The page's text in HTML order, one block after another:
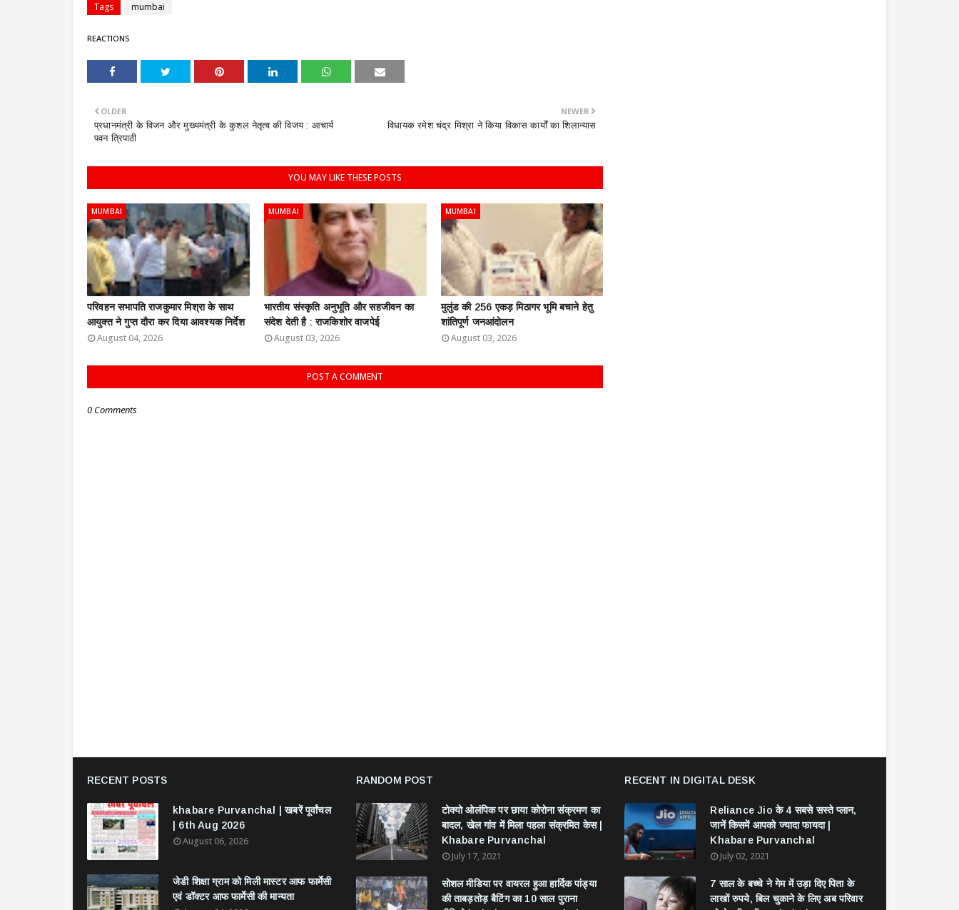
Tags mumbai
REACTIONS
NEWER
विधायक रमेश चंद्र मिश्रा ने किया विकास कार्यों का शिलान्यास
OLDER
प्रधानमंत्री के विजन और मुख्यमंत्री के कुशल नेतृत्व की विजय : आचार्य
पवन त्रिपाठी
YOU MAY LIKE THESE POSTS
MUMBAI
परिवहन सभापति राजकुमार मिश्रा के साथ
आयुक्त ने गुप्त दौरा कर दिया आवश्यक निर्देश
August 04, 2026
MUMBAI
भारतीय संस्कृति अनुभूति और सहजीवन का
संदेश देती है : राजकिशोर वाजपेई
August 03, 2026
MUMBAI
मुलुंड की 256 एकड़ मिठागर भूमि बचाने हेतु
शांतिपूर्ण जनआंदोलन
August 03, 2026
POST A COMMENT
0 Comments
RECENT POSTS
khabare Purvanchal | खबरें पूर्वांचल
| 6th Aug 2026
August 06, 2026
जेडी शिक्षा ग्राम को मिली मास्टर आफ फार्मेसी
एवं डॉक्टर आफ फार्मेसी की मान्यता
RANDOM POST
टोक्यो ओलंपिक पर छाया कोरोना संक्रमण का
बादल, खेल गांव में मिला पहला संक्रमित केस |
Khabare Purvanchal
July 17, 2021
सोशल मीडिया पर वायरल हुआ हार्दिक पांड्या
की ताबड़तोड़ बैटिंग का 10 साल पुराना
RECENT IN DIGITAL DESK
Reliance Jio के 4 सबसे सस्ते प्लान,
जानें किसमें आपको ज्यादा फायदा |
Khabare Purvanchal
July 02, 2021
7 साल के बच्चे ने गेम में उड़ा दिए पिता के
लाखों रुपये, बिल चुकाने के लिए अब परिवार